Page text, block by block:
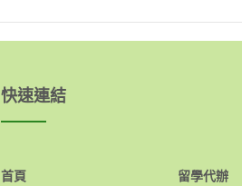
快速連結
首頁
留學代辦